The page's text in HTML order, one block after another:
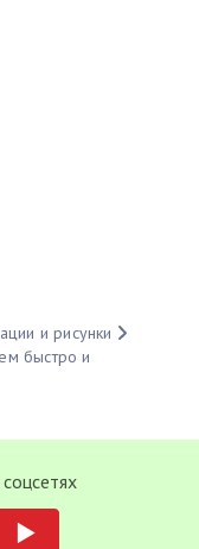
и рисунки
быстро и